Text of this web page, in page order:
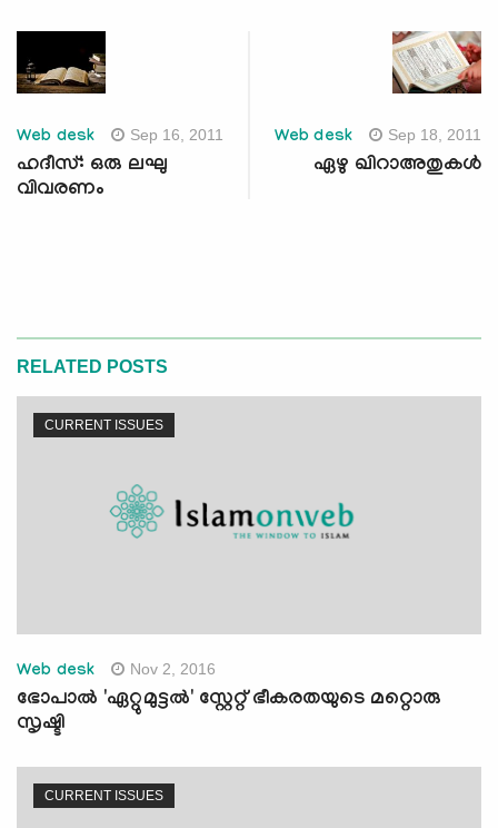
Web desk Sep 16, 2011
ഹദീസ്: ഒരു ലഘു
വിവരണം
Web desk Sep 18, 2011
ഏഴു ഖിറാഅതുകള്‍
RELATED POSTS
CURRENT ISSUES
Web desk Nov 2, 2016
ഭോപാല്‍ 'ഏറ്റുമുട്ടല്‍' സ്റ്റേറ്റ് ഭീകരതയുടെ മറ്റൊരു
സൃഷ്ടി
CURRENT ISSUES